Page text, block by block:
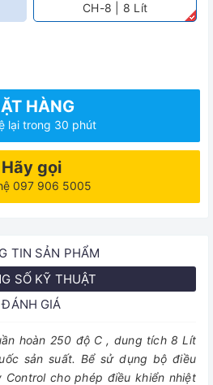
CH-8 | 8 Lít
HÀNG
lại trong 30 phút
Hãy gọi
097 906 5005
TIN SẢN PHẨM
SỐ KỸ THUẬT
ĐÁNH GIÁ
hoàn 250 độ C , dung tích 8 Lít
sản suất. Bể sử dụng bộ điều
cho phép điều khiển nhiệt